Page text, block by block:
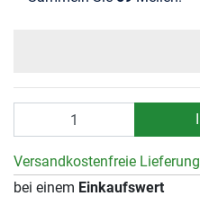
Versandkostenfreie Lieferung
bei einem Einkaufswert